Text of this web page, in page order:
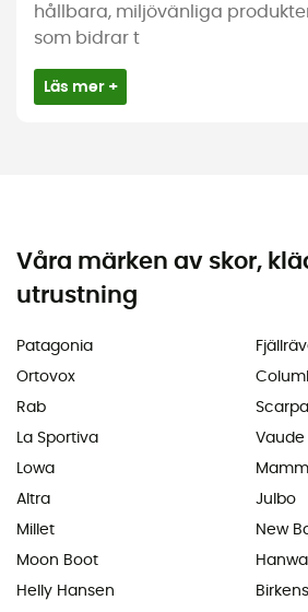
hållbara, miljövänliga
som bidrar t
Läs mer +
Våra märken av skor,
utrustning
Patagonia
Ortovox
Rab
La Sportiva
Lowa
Altra
Millet
Moon Boot
Helly Hansen
Scarpa
Vaude
Julbo
New